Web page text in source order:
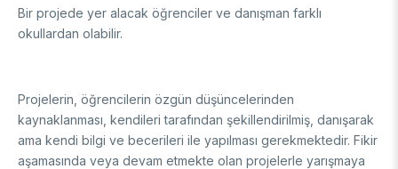
Bir projede yer alacak öğrenciler ve danışman farklı
okullardan olabilir.
Projelerin, öğrencilerin özgün düşüncelerinden
kaynaklanması, kendileri tarafından şekillendirilmiş, danışarak
ama kendi bilgi ve becerileri ile yapılması gerekmektedir. Fikir
aşamasında veya devam etmekte olan projelerle yarışmaya